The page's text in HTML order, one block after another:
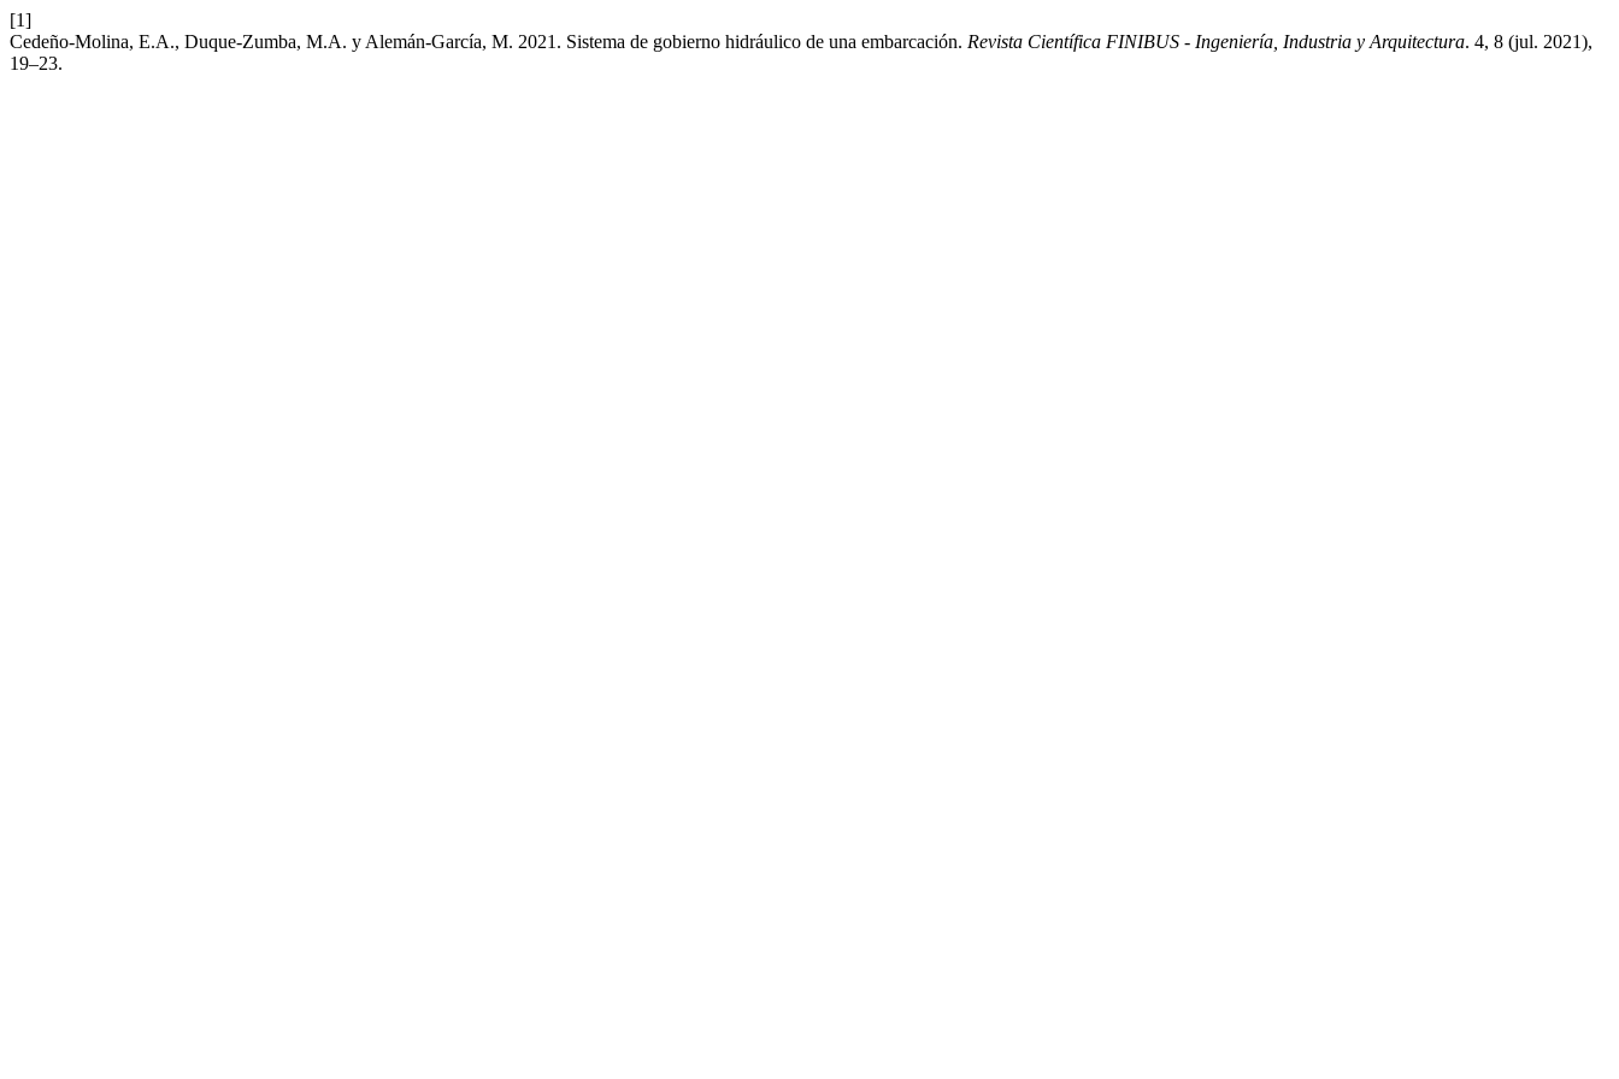
[1]
Cedeño-Molina, E.A., Duque-Zumba, M.A. y Alemán-García, M. 2021. Sistema de gobierno hidráulico de una embarcación. Revista Científica FINIBUS - Ingeniería, Industria y Arquitectura. 4, 8 (jul. 2021),
19–23.